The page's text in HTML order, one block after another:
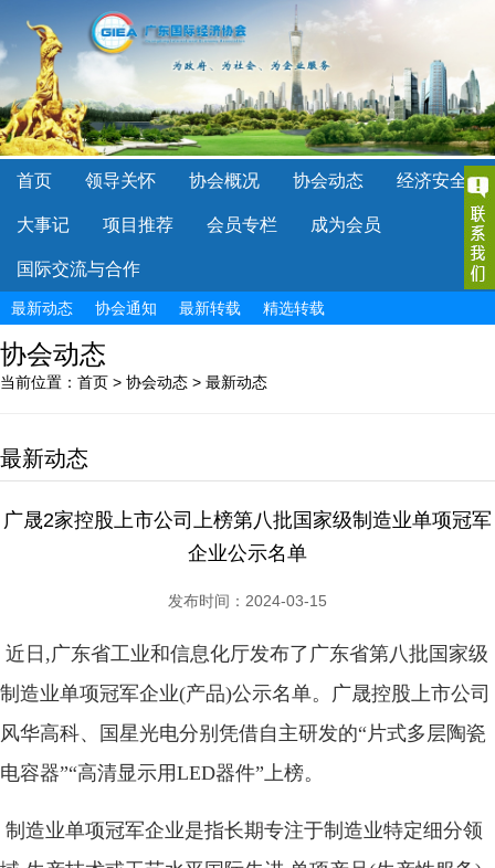
首页 领导关怀 协会概况 协会动态 经济安全
大事记 项目推荐 会员专栏 成为会员
国际交流与合作
最新动态 协会通知 最新转载 精选转载
协会动态
当前位置： 首页 > 协会动态 > 最新动态
最新动态
广晟2家控股上市公司上榜第八批国家级制造业单项冠军
企业公示名单
发布时间：2024-03-15
近日,广东省工业和信息化厅发布了广东省第八批国家级
制造业单项冠军企业(产品)公示名单。广晟控股上市公司
风华高科、国星光电分别凭借自主研发的“片式多层陶瓷
电容器”“高清显示用LED器件”上榜。
制造业单项冠军企业是指长期专注于制造业特定细分领